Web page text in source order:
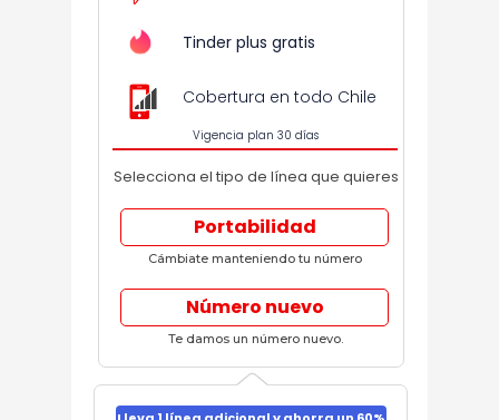
Portabilidad
Tinder plus gratis
Vigencia plan 30 días
Cámbiate manteniendo tu número
Número nuevo
Te damos un número nuevo.
Selecciona el tipo de línea que quieres
Cobertura en todo Chile